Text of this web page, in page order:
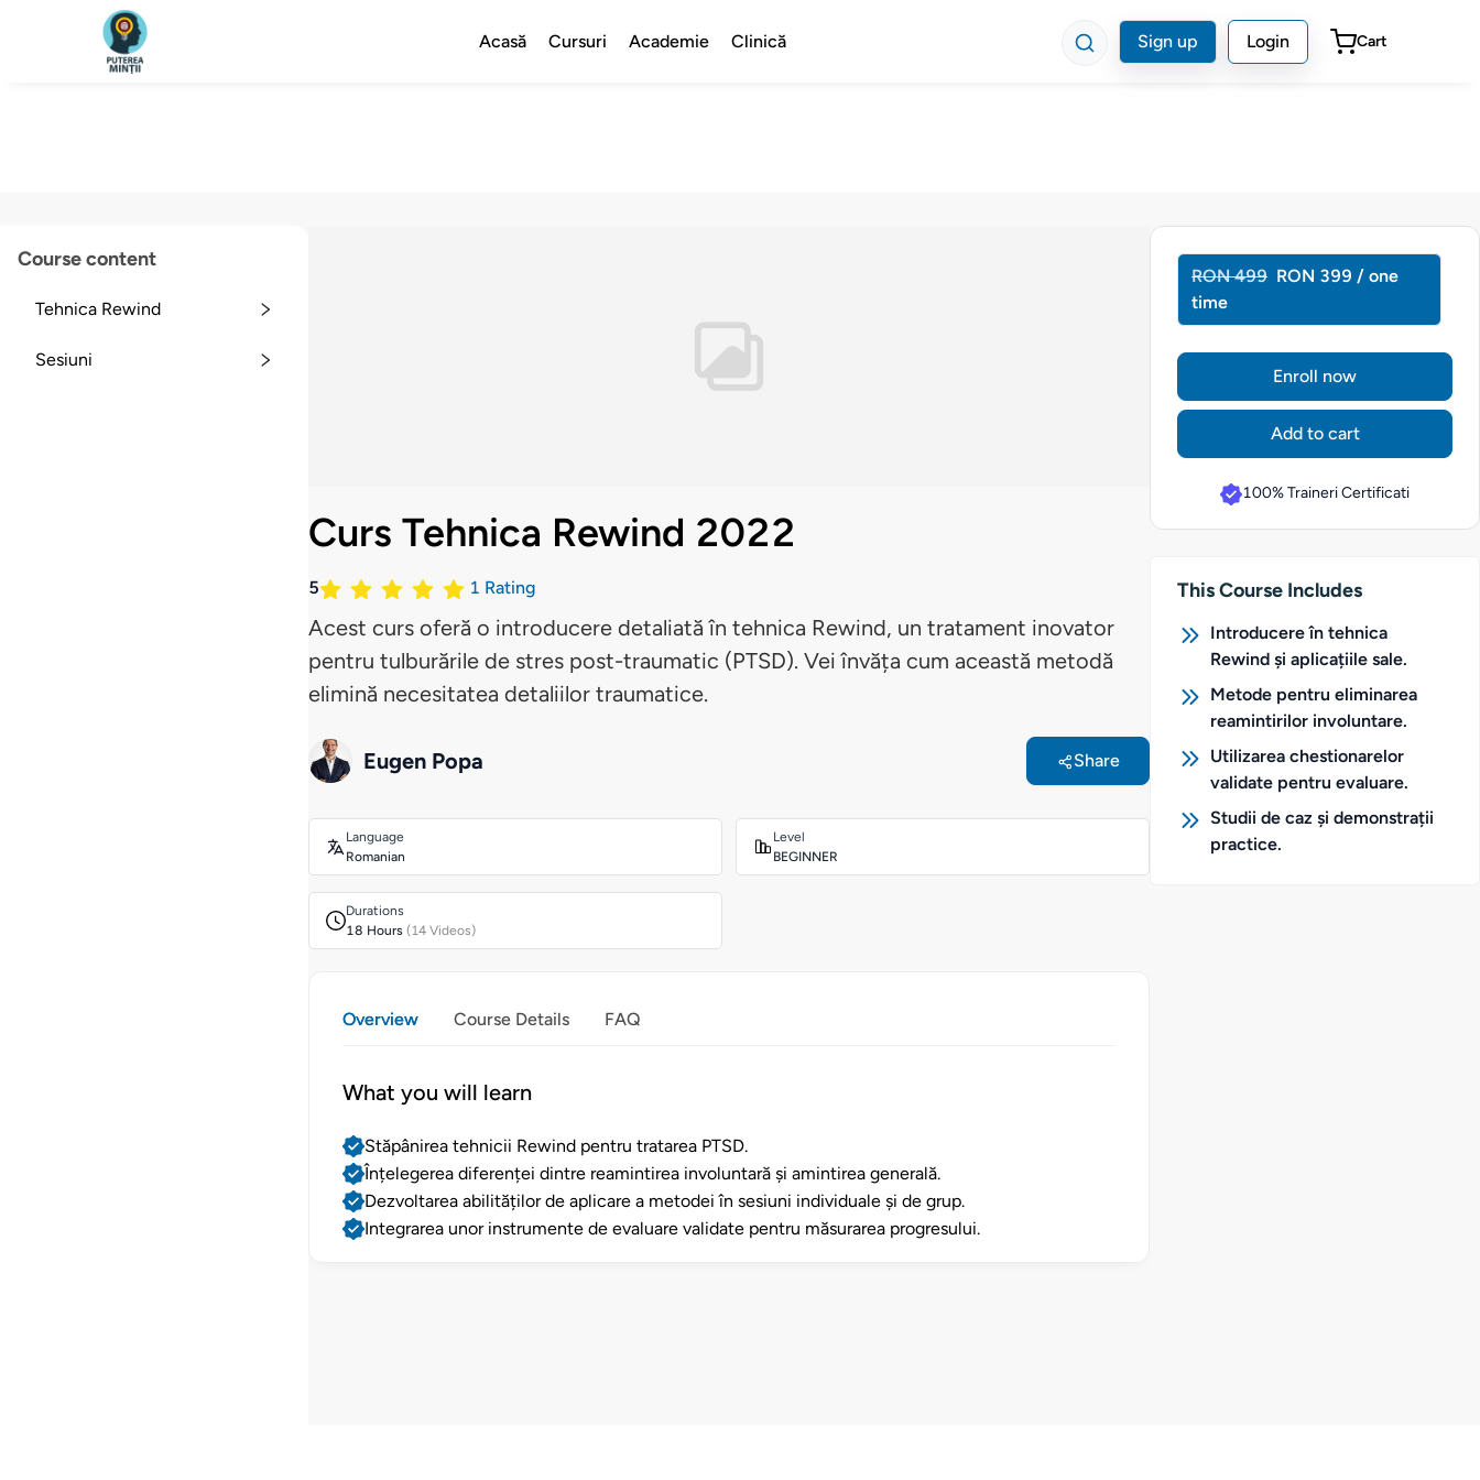
Acasă Cursuri Academie Clinică Sign up Login Cart
Course content
Tehnica Rewind
Sesiuni
Curs Tehnica Rewind 2022
5 1 Rating
Acest curs oferă o introducere detaliată în tehnica Rewind, un tratament inovator
pentru tulburările de stres post-traumatic (PTSD). Vei învăța cum această metodă
elimină necesitatea detaliilor traumatice.
Eugen Popa Share
Language
Romanian
Level
BEGINNER
Durations
18 Hours (14 Videos)
Overview Course Details FAQ
What you will learn
Stăpânirea tehnicii Rewind pentru tratarea PTSD.
Înțelegerea diferenței dintre reamintirea involuntară și amintirea generală.
Dezvoltarea abilităților de aplicare a metodei în sesiuni individuale și de grup.
Integrarea unor instrumente de evaluare validate pentru măsurarea progresului.
RON 499 RON 399 / one
time
Enroll now
Add to cart
100% Traineri Certificati
This Course Includes
Introducere în tehnica
Rewind și aplicațiile sale.
Metode pentru eliminarea
reamintirilor involuntare.
Utilizarea chestionarelor
validate pentru evaluare.
Studii de caz și demonstrații
practice.